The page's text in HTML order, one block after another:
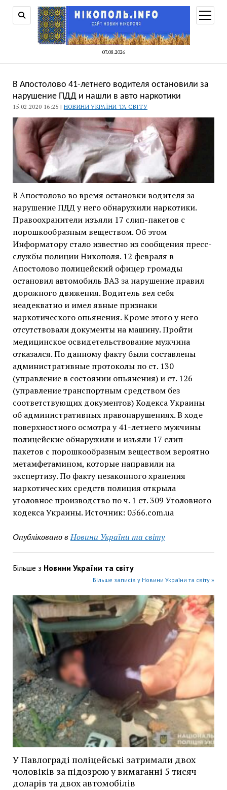
07.08.2026
меню
В Апостолово 41-летнего водителя остановили за
нарушение ПДД и нашли в авто наркотики
15.02.2020 16:25 | НОВИНИ УКРАЇНИ ТА СВІТУ
В Апостолово во время остановки водителя за
нарушение ПДД у него обнаружили наркотики.
Правоохранители изъяли 17 слип-пакетов с
порошкообразным веществом. Об этом
Информатору стало известно из сообщения пресс-
службы полиции Никополя. 12 февраля в
Апостолово полицейский офицер громады
остановил автомобиль ВАЗ за нарушение правил
дорожного движения. Водитель вел себя
неадекватно и имел явные признаки
наркотического опьянения. Кроме этого у него
отсутствовали документы на машину. Пройти
медицинское освидетельствование мужчина
отказался. По данному факту были составлены
административные протоколы по ст. 130
(управление в состоянии опьянения) и ст. 126
(управление транспортным средством без
соответствующих документов) Кодекса Украины
об административных правонарушениях. В ходе
поверхностного осмотра у 41-летнего мужчины
полицейские обнаружили и изъяли 17 слип-
пакетов с порошкообразным веществом вероятно
метамфетамином, которые направили на
экспертизу. По факту незаконного хранения
наркотических средств полиция открыла
уголовное производство по ч. 1 ст. 309 Уголовного
кодекса Украины. Источник: 0566.com.ua
Опубліковано в Новини України та світу
Більше з Новини України та світу
Більше записів у Новини України та світу »
У Павлограді поліцейські затримали двох
чоловіків за підозрою у вимаганні 5 тисяч
доларів та двох автомобілів